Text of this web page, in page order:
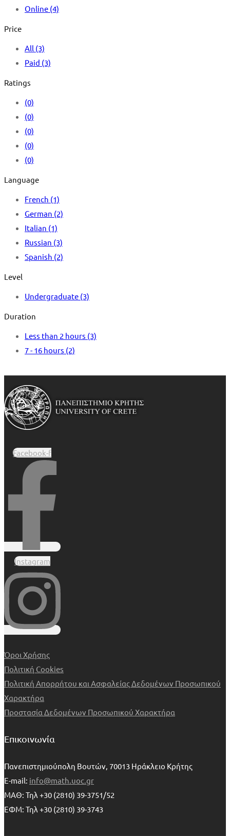
Online (4)
Price
All (3)
Paid (3)
Ratings
(0)
(0)
(0)
(0)
(0)
Language
French (1)
German (2)
Italian (1)
Russian (3)
Spanish (2)
Level
Undergraduate (3)
Duration
Less than 2 hours (3)
7 - 16 hours (2)
Facebook-f
Instagram
Όροι Χρήσης
Πολιτική Cookies
Πολιτική Απορρήτου και Ασφαλείας Δεδομένων Προσωπικού
Χαρακτήρα
Προστασία Δεδομένων Προσωπικού Χαρακτήρα
Επικοινωνία
Πανεπιστημιούπολη Βουτών, 70013 Ηράκλειο Κρήτης
E-mail: info@math.uoc.gr
ΜΑΘ: Τηλ +30 (2810) 39-3751/52
ΕΦΜ: Τηλ +30 (2810) 39-3743